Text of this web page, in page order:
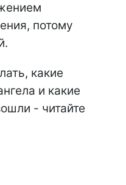
потому
какие
и какие
- читайте